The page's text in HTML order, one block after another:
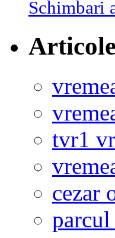
Schimbari
tvr1
cezar